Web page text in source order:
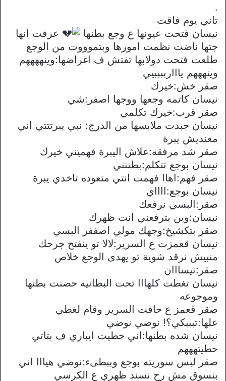
.
تاني يوم فاقت
نيسان فتحت عيونها ع وجع بطنها
عرفت انها
جتها ناضت نظمت امورها وبتموووت من الوجع
طلعت فتحت دولابها تفتش ف اغراضها:وينههههم
وينهههم يااارببببيي
صقر خش:خيرك
نيسان كاتمه وجعها ووجها اصفر:شي
صقر قرب:خيرك تكلمي
نيسان جبدت ملابسها من الدرج: نبي يبرتتتي اني
معنديش يبرة
صقر شد مرفقه:علاش اليبرة فهميني خيرك
نيسان بوجع تتكلم:بطننني
صقر فهم:اهاا فهمت انتي متعوده تاخدي يبرة
نيسان بوجع:ااااي
صقر:البسي نرفعك
نيسان:وين بترفعني انت ظهرك
صقر بتكشيخ:وجهك مولي اصففر البسي
نيسان قعمزت ع السرير:لالا تو ينفتح جرحك
منبيش نرقد شوية تو يهدى الوجع خلاص
صقر:نيسااان
نيسان تغطت كلهااا تحت البطانيه حضنت بطنها
وموجوعه
صقر قعمز ع حافت السرير وقام لغطي
علها:تبببكي؟! نوضي نوضي
نيسان شده بطنها:اني حطيت ايباري ف بتاتي
حطيتهههم
صقر لبس سوريته بوجع وببطىء:نوضي هيااا اني
بنسوق مش رح نسند ظهري ع الكرسي